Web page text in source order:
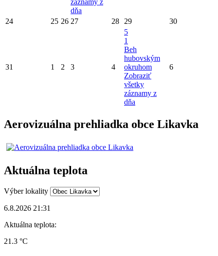
záznamy z
dňa
24 25 26 27 28 29 30
31 1 2 3 4
5
1
Beh
hubovským
okruhom
Zobraziť
všetky
záznamy z
dňa
6
Aerovizuálna prehliadka obce Likavka
Aktuálna teplota
Výber lokality
6.8.2026 21:31
Aktuálna teplota:
21.3 °C